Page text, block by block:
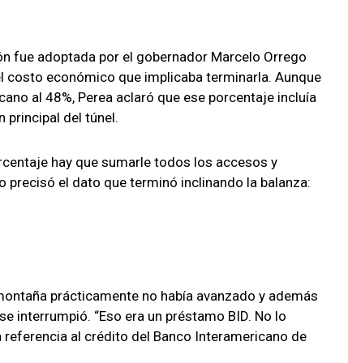
fue adoptada por el gobernador Marcelo Orrego
costo económico que implicaba terminarla. Aunque
al 48%, Perea aclaró que ese porcentaje incluía
principal del túnel.
hay que sumarle todos los accesos y
precisó el dato que terminó inclinando la balanza:
prácticamente no había avanzado y además
interrumpió. “Eso era un préstamo BID. No lo
referencia al crédito del Banco Interamericano de